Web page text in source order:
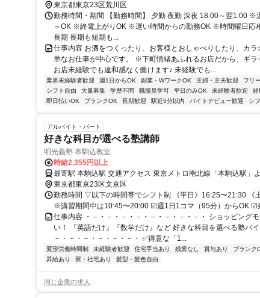
東京都東京23区荒川区
勤務時間・期間 【勤務時間】 夕勤 夜勤 深夜 18:00～翌1:00 ※
～OK ※終電上がりOK ※遅い時間からの勤務OK ※時間曜日応
長期 長期も短期も...
仕事内容 お酒をつくったり、お客様とおしゃべりしたり、カ
単なお仕事が中心です。 ※下町情緒あふれるお店だから、ギラ
お店未経験でも違和感なく働けます♪ 未経験でも...
業界未経験者歓迎 週1日からOK 副業・WワークOK 主婦・主夫歓迎
フリ
シフト自由
大量募集 学歴不問 職場見学可 平日のみOK 未経験者歓迎 経
即日払いOK
ブランクOK 長期歓迎 駅近5分以内 バイトデビュー歓迎 シ
アルバイト・パート
好きな科目が選べる塾講師
明光義塾 本駒込教室
時給2,355円以上
最寄駅 本駒込駅 交通アクセス 東京メトロ南北線「本駒込駅
東京都東京23区文京区
勤務時間 ▽以下の時間帯でシフト制 《平日》16:25〜21:30 《
※講習期間中は10:45〜20:00 ☑週1日1コマ（95分）からOK ☑
仕事内容 ・－・－・－・－・－・－・－・－・ ショッピング
い！ 『英語だけ』『数学だけ』など 好きな科目を選べる塾バイ
－・－・－・－・－・－・ ✅得意な「1...
変形労働時間制 未経験者歓迎 住宅手当あり 残業なし 賞与あり ブランク
昇給あり
寮・社宅あり 髪型・髪色自由
同じ企業の求人